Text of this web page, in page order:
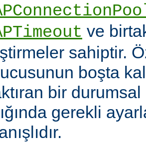
ve
sahiptir.
boşta
bir
gerekli